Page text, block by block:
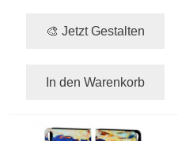
🎨 Jetzt Gestalten
In den Warenkorb